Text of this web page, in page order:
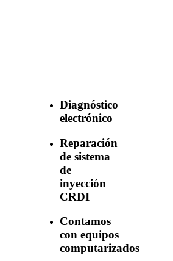
Diagnóstico
electrónico
Reparación
de sistema
de
inyección
CRDI
Contamos
con equipos
computarizados